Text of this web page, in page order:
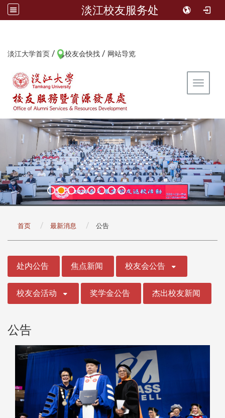
淡江校友服务处
淡江大学首页 / 校友会快找 / 网站导览
Toggle
首页 最新消息 公告
处内公告 焦点新闻 校友会公告
校友会活动 奖学金公告 杰出校友新闻
公告